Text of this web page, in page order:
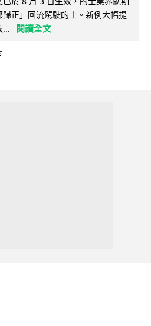
正」回流駕駛的士。新例大幅提
...
閱讀全文